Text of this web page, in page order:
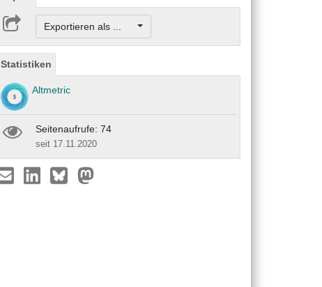
Exportieren als ...
Statistiken
Altmetric
Seitenaufrufe: 74
seit 17.11.2020